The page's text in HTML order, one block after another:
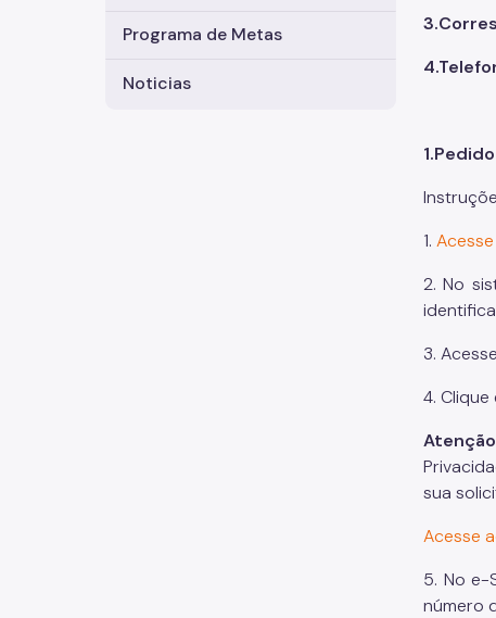
Programa de Metas
Noticias
1.
2. No
3.
4. Clique
sua
Acesse
5. No e-
número